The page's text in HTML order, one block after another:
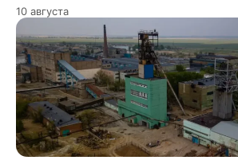
10 августа